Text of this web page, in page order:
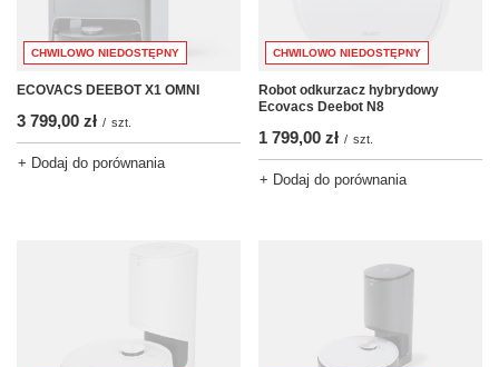
CHWILOWO NIEDOSTĘPNY
ECOVACS DEEBOT X1 OMNI
3 799,00 zł / szt.
+ Dodaj do porównania
CHWILOWO NIEDOSTĘPNY
Robot odkurzacz hybrydowy
Ecovacs Deebot N8
1 799,00 zł / szt.
+ Dodaj do porównania